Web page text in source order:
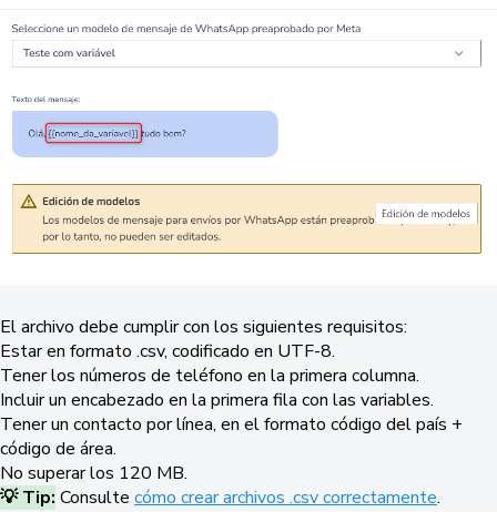
El archivo debe cumplir con los siguientes requisitos:
Estar en formato .csv, codificado en UTF-8.
Tener los números de teléfono en la primera columna.
Incluir un encabezado en la primera fila con las variables.
Tener un contacto por línea, en el formato código del país +
código de área.
No superar los 120 MB.
💡 Tip: Consulte cómo crear archivos .csv correctamente.